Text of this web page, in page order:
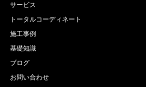
サービス
トータルコーディネート
施工事例
基礎知識
ブログ
お問い合わせ